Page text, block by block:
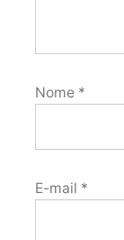
Nome *
E-mail *